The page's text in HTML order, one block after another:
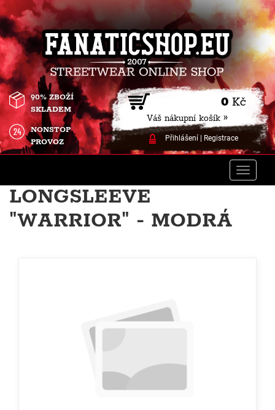
0 Kč
Váš nákupní košík »
Přihlášení| Registrace
90% ZBOŽÍ
SKLADEM
NONSTOP
PROVOZ
Toggle
LONGSLEEVE
"WARRIOR" - MODRÁ